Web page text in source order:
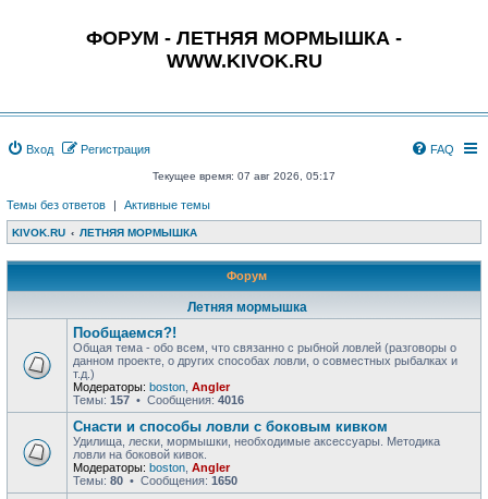
ФОРУМ - ЛЕТНЯЯ МОРМЫШКА -
WWW.KIVOK.RU
Вход Регистрация FAQ
Текущее время: 07 авг 2026, 05:17
Темы без ответов | Активные темы
KIVOK.RU ЛЕТНЯЯ МОРМЫШКА
Форум
Летняя мормышка
Пообщаемся?!
Общая тема - обо всем, что связанно с рыбной ловлей (разговоры о
данном проекте, о других способах ловли, о совместных рыбалках и
т.д.)
Модераторы: boston Angler
Темы: 157 • Сообщения: 4016
Снасти и способы ловли с боковым кивком
Удилища, лески, мормышки, необходимые аксессуары. Методика
ловли на боковой кивок.
Модераторы: boston Angler
Темы: 80 • Сообщения: 1650